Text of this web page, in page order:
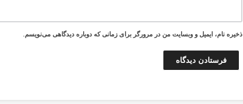
ذخیره نام، ایمیل و وبسایت من در مرورگر برای زمانی که دوباره دیدگاهی می‌نویسم.